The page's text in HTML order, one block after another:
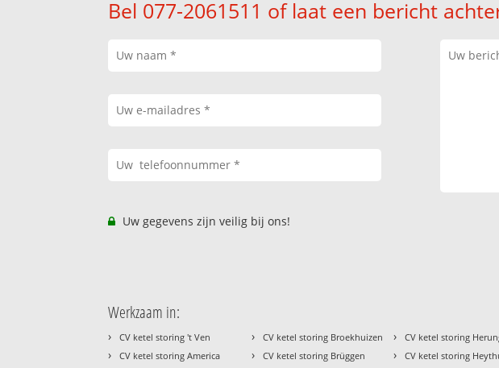
Bel 077-2061511 of laat een bericht
Uw gegevens zijn veilig bij ons!
Werkzaam in:
› CV ketel storing 't Ven
› CV ketel storing America
› CV ketel storing Broekhuizen
› CV ketel storing Brüggen
› CV ketel storing
› CV ketel storing